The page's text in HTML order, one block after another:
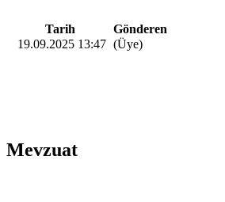
Tarih
Gönderen
19.09.2025 13:47 (Üye)
Mevzuat